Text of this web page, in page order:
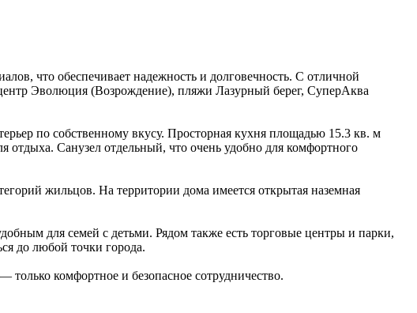
что обеспечивает надежность и долговечность. С отличной
Эволюция (Вoзрoждение), пляжи Лазурный берег, СуперАква
по собственному вкусу. Просторная кухня площадью 15.3 кв. м
Санузел отдельный, что очень удобно для комфортного
жильцов. На территории дома имеется открытая наземная
для семей с детьми. Рядом также есть торговые центры и парки,
до любой точки города.
комфортное и безопасное сотрудничество.